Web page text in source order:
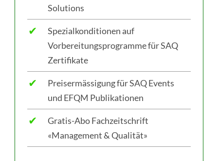
Solutions
✔
Spezialkonditionen auf
Vorbereitungsprogramme für SAQ
Zertifikate
✔
Preisermässigung für SAQ Events
und EFQM Publikationen
✔
Gratis-Abo Fachzeitschrift
«Management & Qualität»